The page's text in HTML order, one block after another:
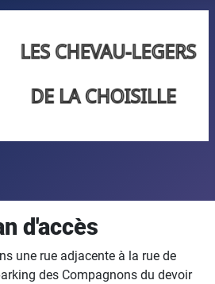
d'accès
une rue adjacente à la rue de
des Compagnons du devoir